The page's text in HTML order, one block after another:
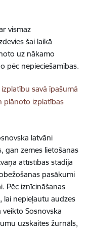
vismaz
šai laikā
uz nākamo
pēc nepieciešamības.
savā īpašumā
plānoto izplatības
latvāni
gan zemes lietošanas
attīstības stadija
pasākumi
Pēc iznīcināšanas
lai nepieļautu audzes
Sosnovska
uzskaites žurnāls,